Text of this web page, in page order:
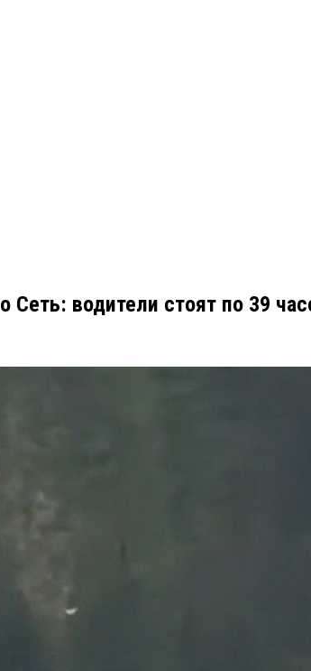
Сеть: водители стоят по 39